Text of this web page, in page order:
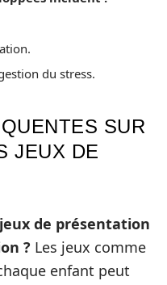
du stress.
SUR
JEUX DE
de présentation
? Les jeux comme
enfant peut